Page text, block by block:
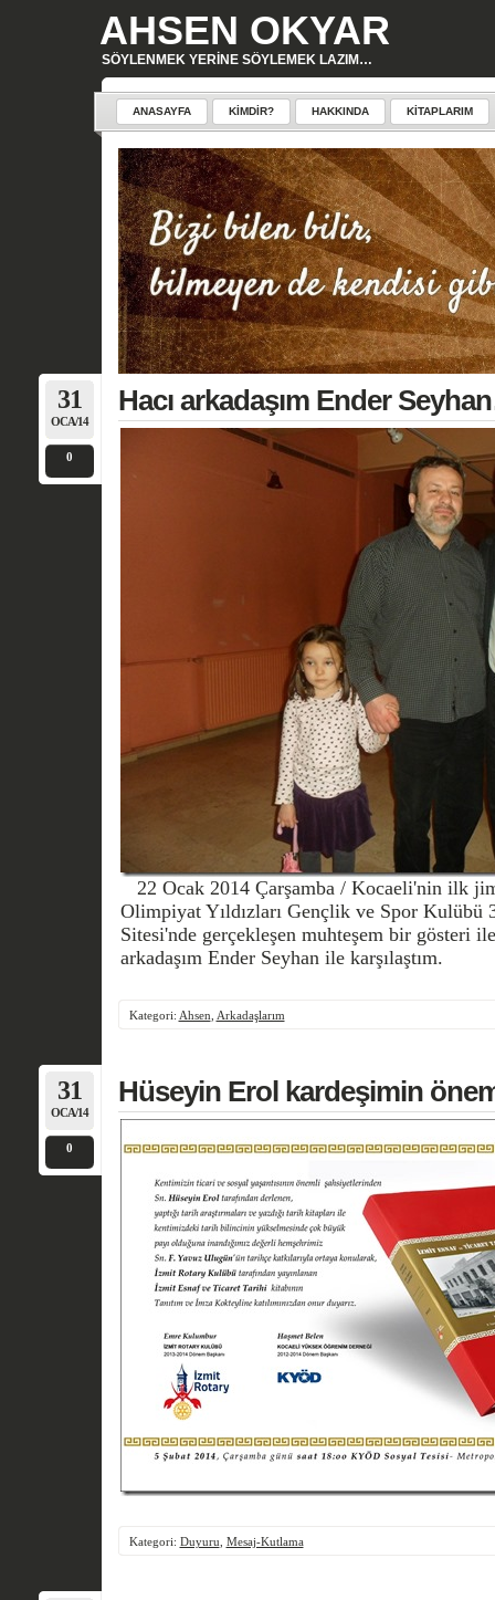
AHSEN OKYAR
SÖYLENMEK YERINE SÖYLEMEK LAZIM…
ANASAYFA KIMDIR? HAKKINDA KITAPLARIM
31
OCA/14
0
Hacı arkadaşım Ender
22 Ocak 2014 Çarşamba / Kocaeli'nin ilk
Olimpiyat Yıldızları Gençlik ve Spor Kulübü
Sitesi'nde gerçekleşen muhteşem bir gösteri
arkadaşım Ender Seyhan ile karşılaştım.
Kategori: Ahsen Arkadaşlarım
31
OCA/14
0
Hüseyin Erol kardeşimin
Kategori: Duyuru Mesaj-Kutlama